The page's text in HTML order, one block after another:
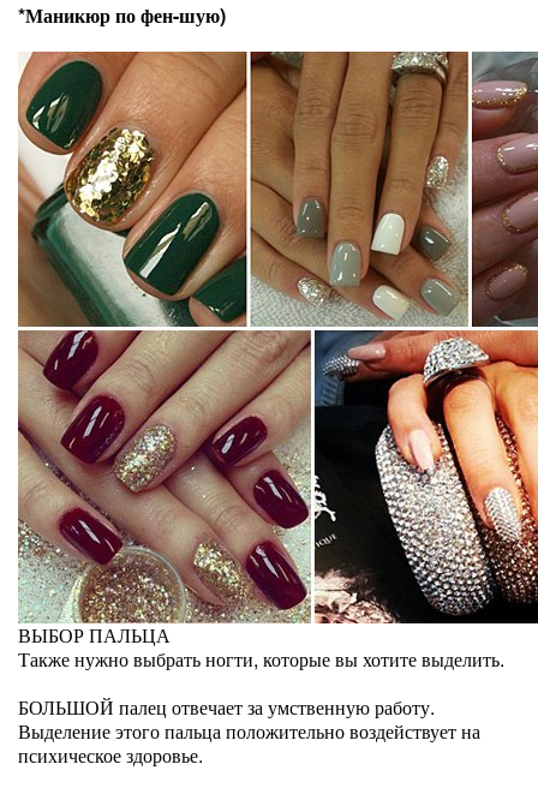
*Маникюр по фен-шую)
ВЫБОР ПАЛЬЦА
Также нужно выбрать ногти, которые вы хотите выделить.
БОЛЬШОЙ палец отвечает за умственную работу.
Выделение этого пальца положительно воздействует на
психическое здоровье.